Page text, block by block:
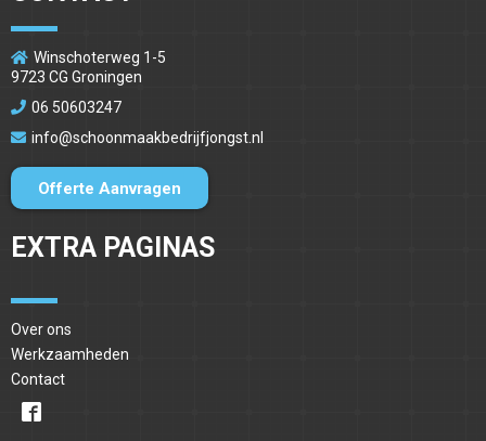
Winschoterweg 1-5
9723 CG Groningen
06 50603247
info@schoonmaakbedrijfjongst.nl
Offerte Aanvragen
EXTRA PAGINAS
Over ons
Werkzaamheden
Contact